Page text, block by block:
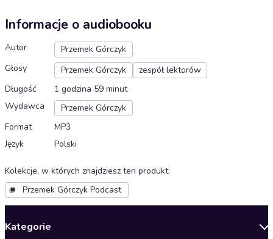
Informacje o audiobooku
Autor
Przemek Górczyk
Głosy
Przemek Górczyk
zespół lektorów
Długość
1 godzina 59 minut
Wydawca
Przemek Górczyk
Format
MP3
Język
Polski
Kolekcje, w których znajdziesz ten produkt:
Przemek Górczyk Podcast
Kategorie